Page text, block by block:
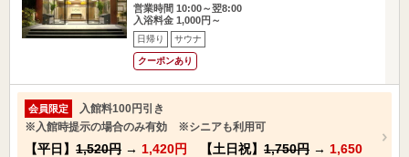
営業時間 10:00～翌8:00
入浴料金 1,000円～
日帰り サウナ
クーポンあり
会員限定
入館料100円引き
※入館時提示の場合のみ有効 ※シニアも利用可
【平日】 1,520円 → 1,420円 【土日祝】 1,750円 → 1,650